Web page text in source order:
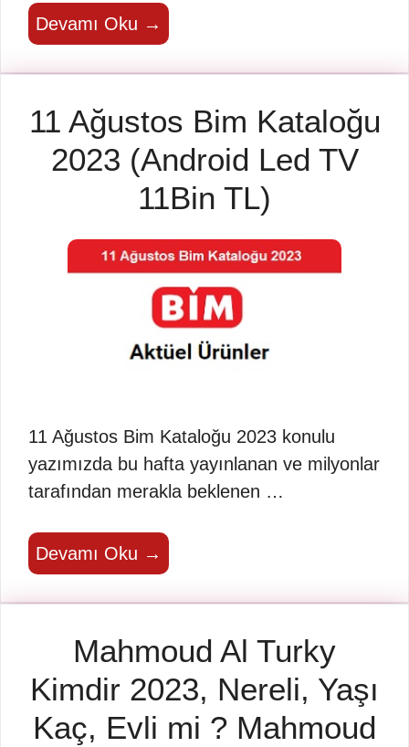
Devamı Oku →
11 Ağustos Bim Kataloğu
2023 (Android Led TV
11Bin TL)
11 Ağustos Bim Kataloğu 2023 konulu
yazımızda bu hafta yayınlanan ve milyonlar
tarafından merakla beklenen …
Devamı Oku →
Mahmoud Al Turky
Kimdir 2023, Nereli, Yaşı
Kaç, Evli mi ? Mahmoud